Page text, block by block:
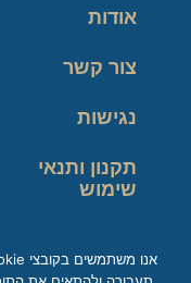
אודות
צור קשר
נגישות
תקנון ותנאי
שימוש